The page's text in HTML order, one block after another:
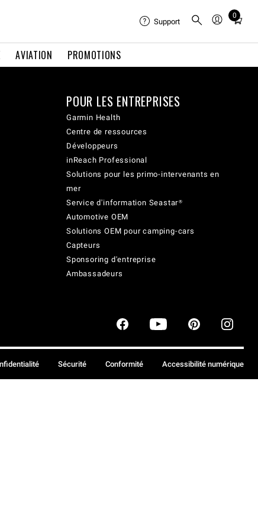
AVIATION PROMOTIONS
Support
0
Total
cart:
POUR LES ENTREPRISES
Garmin Health
Centre de ressources
Développeurs
inReach Professional
Solutions pour les primo-intervenants en
mer
Service d'information Seastar®
Automotive OEM
Solutions OEM pour camping-cars
Capteurs
Sponsoring d'entreprise
Ambassadeurs
Sécurité Conformité Accessibilité numérique